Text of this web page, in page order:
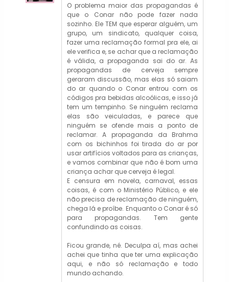
O problema maior das propagandas é
que o Conar não pode fazer nada
sozinho. Ele TEM que esperar alguém, um
grupo, um sindicato, qualquer coisa,
fazer uma reclamação formal pra ele, ai
ele verifica e, se achar que a reclamação
é válida, a propaganda sai do ar. As
propagandas de cerveja sempre
geraram discussão, mas elas só saiam
do ar quando o Conar entrou com os
códigos pra bebidas alcoólicas, e isso já
tem um tempinho. Se ninguém reclama
elas são veiculadas, e parece que
ninguém se ofende mais a ponto de
reclamar. A propaganda da Brahma
com os bichinhos foi tirada do ar por
usar artifícios voltados para as crianças,
e vamos combinar que não é bom uma
criança achar que cerveja é legal.
E censura em novela, carnaval, essas
coisas, é com o Ministério Público, e ele
não precisa de reclamação de ninguém,
chega lá e proíbe. Enquanto o Conar é só
para propagandas. Tem gente
confundindo as coisas.
Ficou grande, né. Deculpa aí, mas achei
achei que tinha que ter uma explicação
aqui, e não só reclamação e todo
mundo achando.